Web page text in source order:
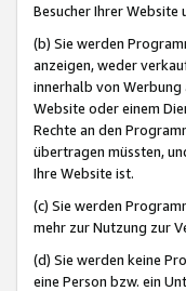
Besucher Ihrer
(b) Sie werden
anzeigen, weder
innerhalb von
Website oder einem
Rechte an den
übertragen müssten,
Ihre Website ist.
(c) Sie werden
mehr zur Nutzung zur
(d) Sie werden keine
eine Person bzw. ein